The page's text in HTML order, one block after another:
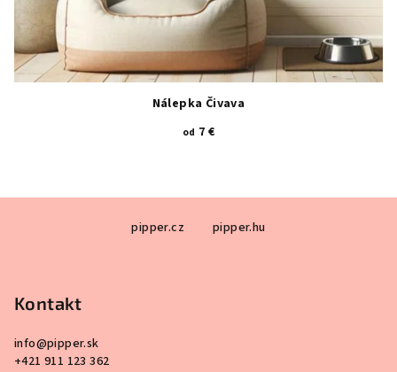
Nálepka Čivava
od 7 €
pipper.cz pipper.hu
Kontakt
info@pipper.sk
+421 911 123 362